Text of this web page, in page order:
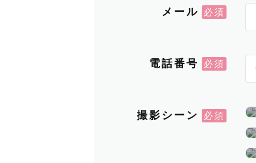
メール
電話番号
撮影シーン